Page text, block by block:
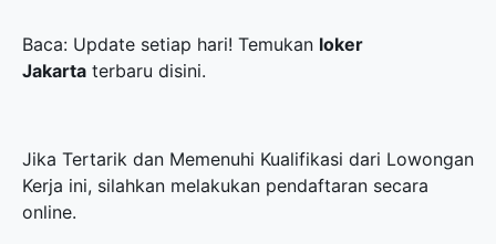
Baca: Update setiap hari! Temukan loker
Jakarta terbaru disini.
Jika Tertarik dan Memenuhi Kualifikasi dari Lowongan
Kerja ini, silahkan melakukan pendaftaran secara
online.